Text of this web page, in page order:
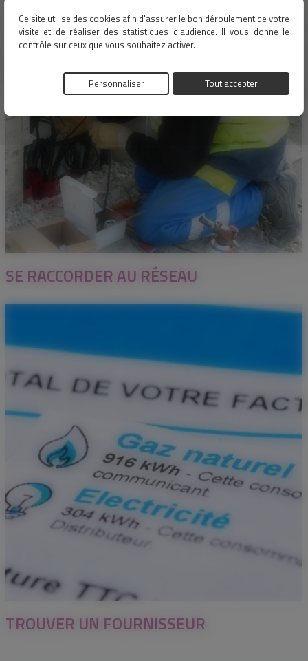
Ce site utilise des cookies afin d'assurer le bon déroulement de votre
visite et de réaliser des statistiques d'audience. Il vous donne le
contrôle sur ceux que vous souhaitez activer.
Tout accepter
Personnaliser
SE RACCORDER AU RÉSEAU
TROUVER UN FOURNISSEUR